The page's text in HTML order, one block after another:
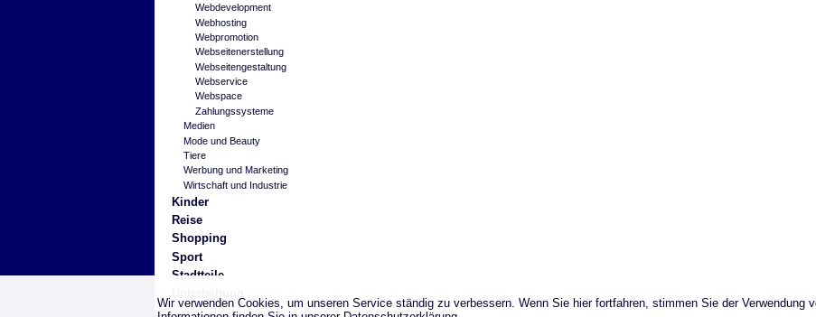
Wir verwenden Cookies, um unseren Service ständig zu verbessern. Wenn Sie hier fortfahren, stimmen Sie der Verwendung
Webdevelopment
Webhosting
Webpromotion
Webseitenerstellung
Webseitengestaltung
Webservice
Webspace
Zahlungssysteme
Medien
Mode und Beauty
Tiere
Werbung und Marketing
Wirtschaft und Industrie
Kinder
Reise
Shopping
Sport
Stadtteile